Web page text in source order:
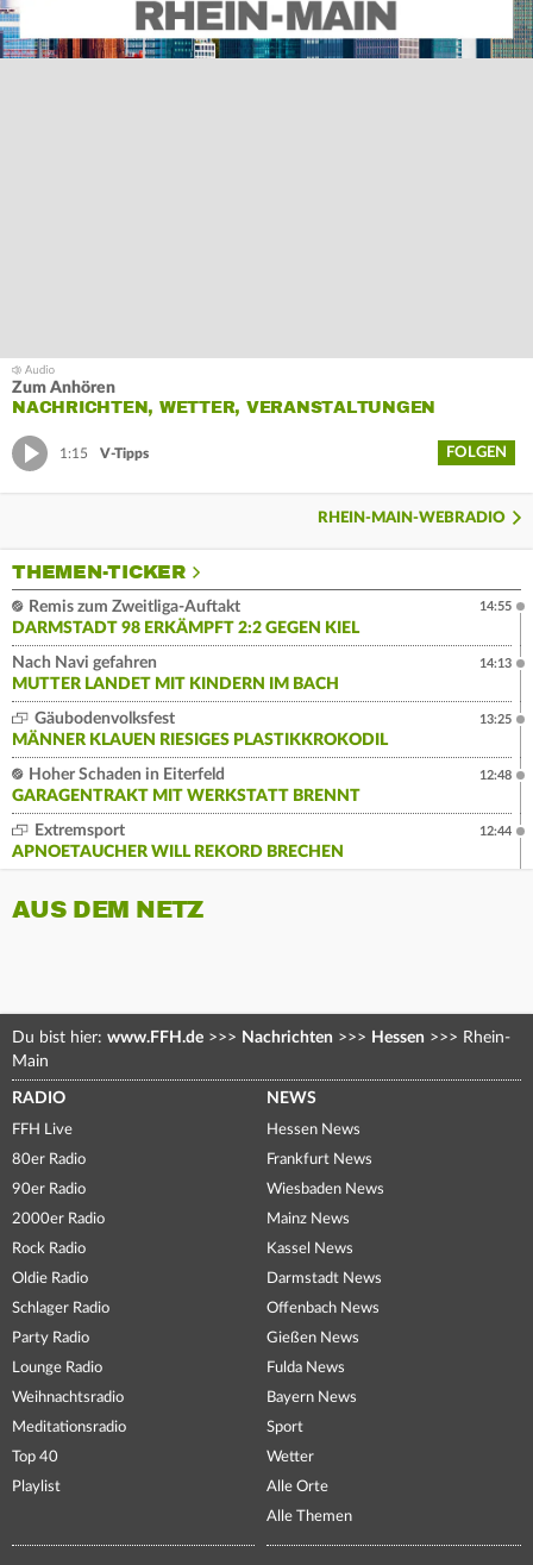
Zum Anhören
NACHRICHTEN, WETTER, VERANSTALTUNGEN
1:15 V-Tipps FOLGEN
RHEIN-MAIN-WEBRADIO
THEMEN-TICKER
Remis zum Zweitliga-Auftakt
DARMSTADT 98 ERKÄMPFT 2:2 GEGEN KIEL
14:55
Nach Navi gefahren
MUTTER LANDET MIT KINDERN IM BACH
14:13
Gäubodenvolksfest
MÄNNER KLAUEN RIESIGES PLASTIKKROKODIL
13:25
Hoher Schaden in Eiterfeld
GARAGENTRAKT MIT WERKSTATT BRENNT
12:48
Extremsport
APNOETAUCHER WILL REKORD BRECHEN
12:44
AUS DEM NETZ
Du bist hier: www.FFH.de >>> Nachrichten >>> Hessen >>> Rhein-
Main
RADIO
FFH Live
80er Radio
90er Radio
2000er Radio
Rock Radio
Oldie Radio
Schlager Radio
Party Radio
Lounge Radio
Weihnachtsradio
Meditationsradio
Top 40
Playlist
NEWS
Hessen News
Frankfurt News
Wiesbaden News
Mainz News
Kassel News
Darmstadt News
Offenbach News
Gießen News
Fulda News
Bayern News
Sport
Wetter
Alle Orte
Alle Themen